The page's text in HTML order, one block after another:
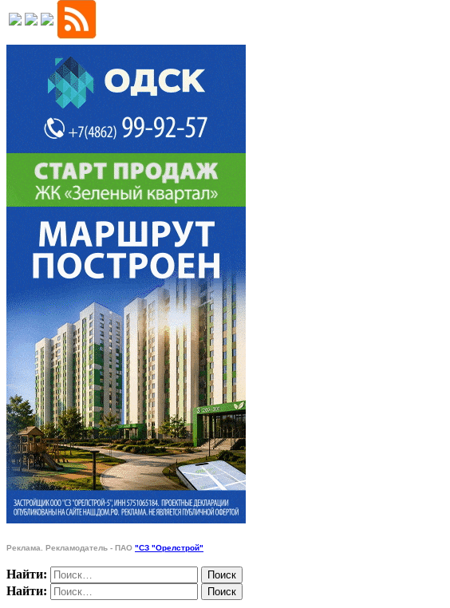
Реклама. Рекламодатель - ПАО "СЗ "Орелстрой"
Найти:
Найти: